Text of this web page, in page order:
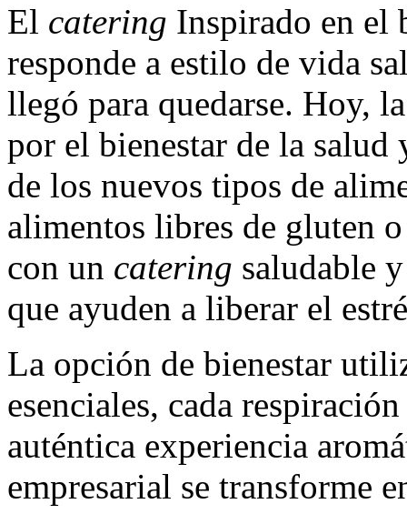
El catering Inspirado en el
responde a estilo de vida
llegó para quedarse. Hoy,
por el bienestar de la salud
de los nuevos tipos de
alimentos libres de gluten
con un catering saludable
que ayuden a liberar el
La opción de bienestar
esenciales, cada
auténtica experiencia
empresarial se transforme